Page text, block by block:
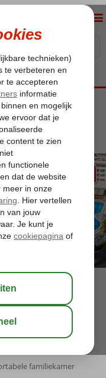
Hotel
een fijn privéstrand
relaxbad
familiekamer